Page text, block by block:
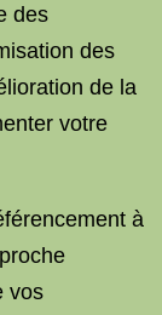
des
des
de la
votre
à
vos